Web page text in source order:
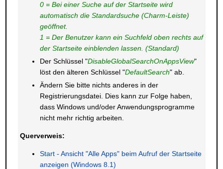
0 = Bei einer Suche auf der Startseite wird
automatisch die Standardsuche (Charm-Leiste)
geöffnet.
1 = Der Benutzer kann ein Suchfeld oben rechts auf
der Startseite einblenden lassen. (Standard)
Der Schlüssel "DisableGlobalSearchOnAppsView"
löst den älteren Schlüssel "DefaultSearch" ab.
Ändern Sie bitte nichts anderes in der
Registrierungsdatei. Dies kann zur Folge haben,
dass Windows und/oder Anwendungsprogramme
nicht mehr richtig arbeiten.
Querverweis:
Start - Ansicht "Alle Apps" beim Aufruf der Startseite
anzeigen (Windows 8.1)